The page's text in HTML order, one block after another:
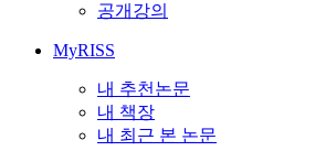
공개강의
MyRISS
내 추천논문
내 책장
내 최근 본 논문